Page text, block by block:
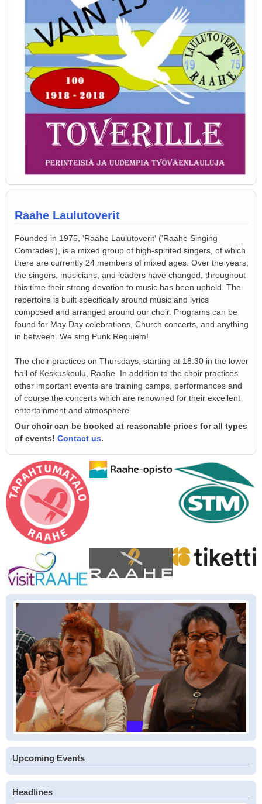
Raahe Laulutoverit
Founded in 1975, 'Raahe Laulutoverit' ('Raahe Singing
Comrades'), is a mixed group of high-spirited singers, of which
there are currently 24 members of mixed ages. Over the years,
the singers, musicians, and leaders have changed, throughout
this time their strong devotion to music has been upheld. The
repertoire is built specifically around music and lyrics
composed and arranged around our choir. Programs can be
found for May Day celebrations, Church concerts, and anything
in between. We sing Punk Requiem!
The choir practices on Thursdays, starting at 18:30 in the lower
hall of Keskuskoulu, Raahe. In addition to the choir practices
other important events are training camps, performances and
of course the concerts which are renowned for their excellent
entertainment and atmosphere.
Our choir can be booked at reasonable prices for all types
of events! Contact us.
Upcoming Events
Headlines